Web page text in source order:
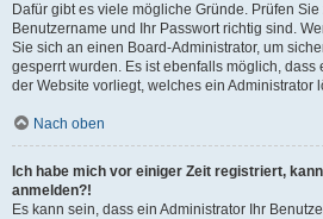
Dafür gibt es viele mögliche Gründe. Prüfen
Benutzername und Ihr Passwort richtig sind.
Sie sich an einen Board-Administrator, um
gesperrt wurden. Es ist ebenfalls möglich,
der Website vorliegt, welches ein Administrator
Nach oben
Ich habe mich vor einiger Zeit registriert,
anmelden?!
Es kann sein, dass ein Administrator Ihr